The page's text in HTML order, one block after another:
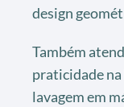
design
Também
praticidade na
lavagem em